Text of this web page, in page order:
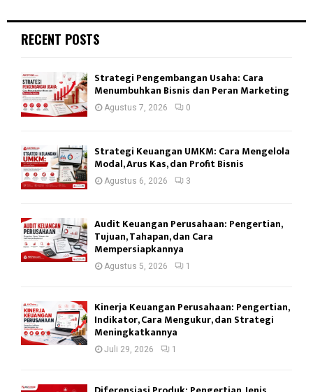
RECENT POSTS
Strategi Pengembangan Usaha: Cara
Menumbuhkan Bisnis dan Peran Marketing
Agustus 7, 2026 0
Strategi Keuangan UMKM: Cara Mengelola
Modal, Arus Kas, dan Profit Bisnis
Agustus 6, 2026 3
Audit Keuangan Perusahaan: Pengertian,
Tujuan, Tahapan, dan Cara
Mempersiapkannya
Agustus 5, 2026 1
Kinerja Keuangan Perusahaan: Pengertian,
Indikator, Cara Mengukur, dan Strategi
Meningkatkannya
Juli 29, 2026 1